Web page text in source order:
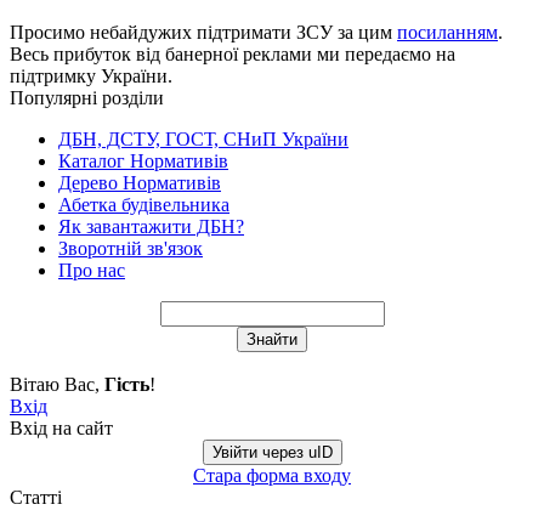
Просимо небайдужих підтримати ЗСУ за цим посиланням.
Весь прибуток від банерної реклами ми передаємо на
підтримку України.
Популярні розділи
ДБН, ДСТУ, ГОСТ, СНиП України
Каталог Нормативів
Дерево Нормативів
Абетка будівельника
Як завантажити ДБН?
Зворотній зв'язок
Про нас
Вітаю Вас, Гість!
Вхід
Вхід на сайт
Увійти через uID
Стара форма входу
Статті